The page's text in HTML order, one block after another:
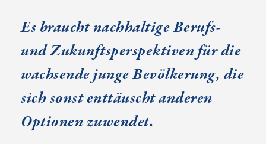
Es braucht nachhaltige Berufs-
und Zukunftsperspektiven für die
wachsende junge Bevölkerung, die
sich sonst enttäuscht anderen
Optionen zuwendet.